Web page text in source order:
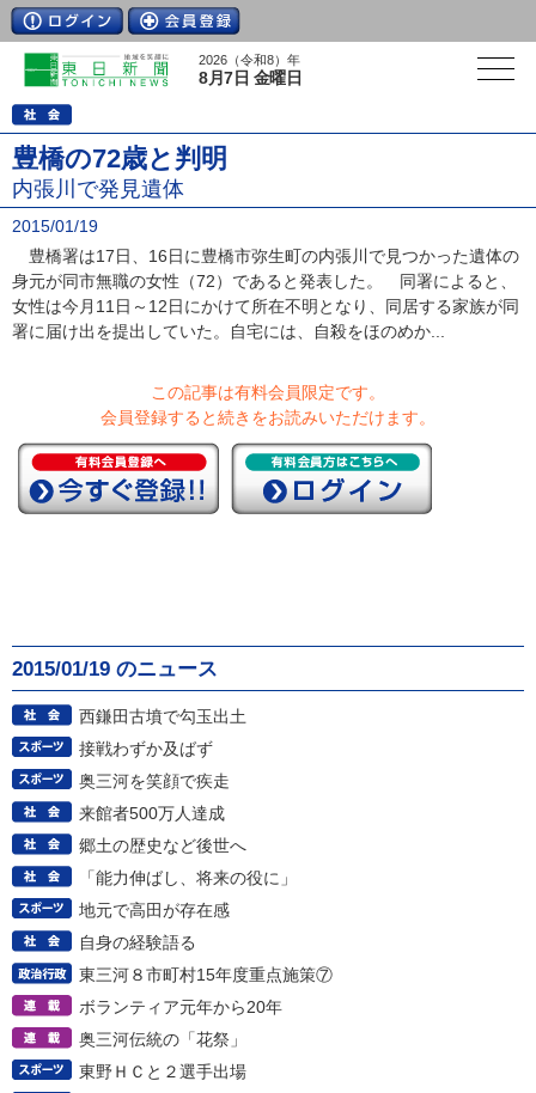
2026（令和8）年
8月7日 金曜日
豊橋の72歳と判明
内張川で発見遺体
2015/01/19
豊橋署は17日、16日に豊橋市弥生町の内張川で見つかった遺体の
身元が同市無職の女性（72）であると発表した。 同署によると、
女性は今月11日～12日にかけて所在不明となり、同居する家族が同
署に届け出を提出していた。自宅には、自殺をほのめか...
この記事は有料会員限定です。
会員登録すると続きをお読みいただけます。
2015/01/19 のニュース
西鎌田古墳で勾玉出土
接戦わずか及ばず
奥三河を笑顔で疾走
来館者500万人達成
郷土の歴史など後世へ
「能力伸ばし、将来の役に」
地元で高田が存在感
自身の経験語る
東三河８市町村15年度重点施策⑦
ボランティア元年から20年
奥三河伝統の「花祭」
東野ＨＣと２選手出場